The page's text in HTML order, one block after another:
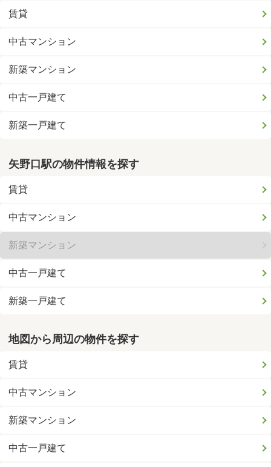
賃貸
中古マンション
新築マンション
中古一戸建て
新築一戸建て
矢野口駅の物件情報を探す
賃貸
中古マンション
新築マンション
中古一戸建て
新築一戸建て
地図から周辺の物件を探す
賃貸
中古マンション
新築マンション
中古一戸建て